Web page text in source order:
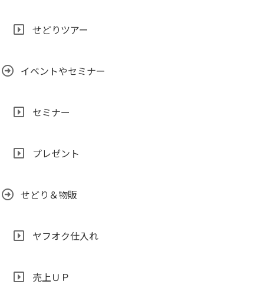
せどりツアー
イベントやセミナー
セミナー
プレゼント
せどり＆物販
ヤフオク仕入れ
売上ＵＰ